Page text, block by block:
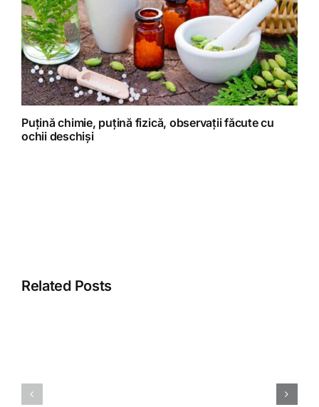
Puțină chimie, puțină fizică, observații făcute cu
ochii deschiși
Related Posts